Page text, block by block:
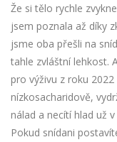
Že si tělo rychle
jsem poznala až díky
jsme oba přešli na
tahle zvláštní lehkost.
pro výživu z roku
nízkosacharidově,
nálad a necítí hlad už
Pokud snídani